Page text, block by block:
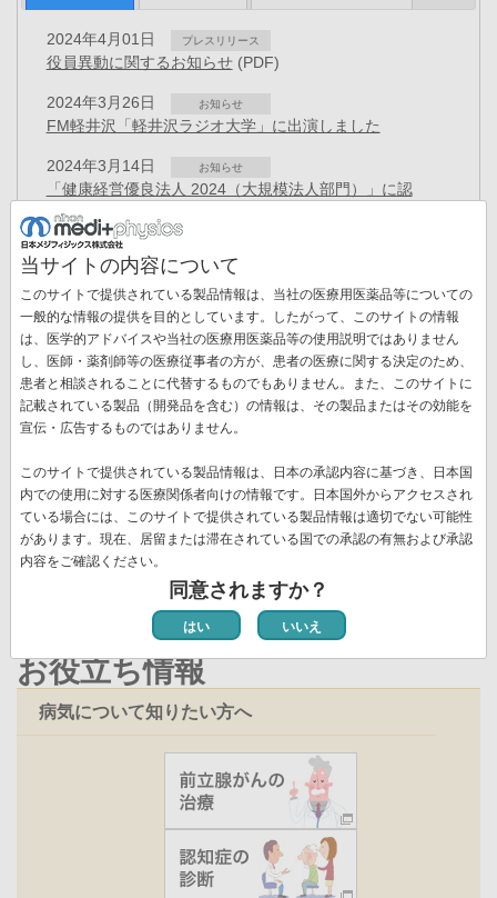
2024年4月01日 プレスリリース
役員異動に関するお知らせ(PDF)
2024年3月26日 お知らせ
FM軽井沢「軽井沢ラジオ大学」に出演しました
2024年3月14日 お知らせ
「健康経営優良法人 2024（大規模法人部門）」に認
定(PDF)
2024年3月04日
役員異動に関するお知らせ(PDF)
2023年12月19日 プレスリリース
アミロイドPET検査用イメージング剤「ビザミルⓇ静注」
による検査が保険適用 ―生産体制を増強へ―(PDF)
ペ
ー
ジ先
頭
ペ
ー
ジ
« 最初
前
ペ
ー
ジ
‹‹
ペ
ー
ジ
2
ペ
ー
ジ
3
ペ
ジ
4
ペ
ジ
5
カ
ン
ト
ペ
ー
6
ペ
ジ
7
ペ
ジ
8
ー
ジ
ー
ジ
ペ
ー
ジ
終
ペ
ー
新着情報一覧
お役立ち情報
病気について知りたい方へ
当サイトの内容について
このサイトで提供されている製品情報は、当社の医療用医薬品等についての
一般的な情報の提供を目的としています。したがって、このサイトの情報
は、医学的アドバイスや当社の医療用医薬品等の使用説明ではありません
し、医師・薬剤師等の医療従事者の方が、患者の医療に関する決定のため、
患者と相談されることに代替するものでもありません。また、このサイトに
記載されている製品（開発品を含む）の情報は、その製品またはその効能を
宣伝・広告するものではありません。
このサイトで提供されている製品情報は、日本の承認内容に基づき、日本国
内での使用に対する医療関係者向けの情報です。日本国外からアクセスされ
ている場合には、このサイトで提供されている製品情報は適切でない可能性
があります。現在、居留または滞在されている国での承認の有無および承認
内容をご確認ください。
同意されますか？
はい いいえ